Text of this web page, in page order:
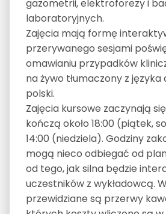
gazometrii, elektroforezy i
laboratoryjnych.
Zajęcia mają formę
przerywanego sesjami
omawianiu przypadków
na żywo tłumaczony z
polski.
Zajęcia kursowe zaczynają
kończą około 18:00 (piątek,
14:00 (niedziela). Godziny
mogą nieco odbiegać od
od tego, jak silna będzie
uczestników z wykładowcą.
przewidziane są przerwy